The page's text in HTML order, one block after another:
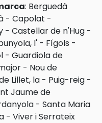
: Berguedà
- Capolat -
- Castellar de n'Hug -
l' - Fígols -
- Guardiola de
- Nou de
Lillet, la - Puig-reig -
Jaume de
- Santa Maria
- Viver i Serrateix